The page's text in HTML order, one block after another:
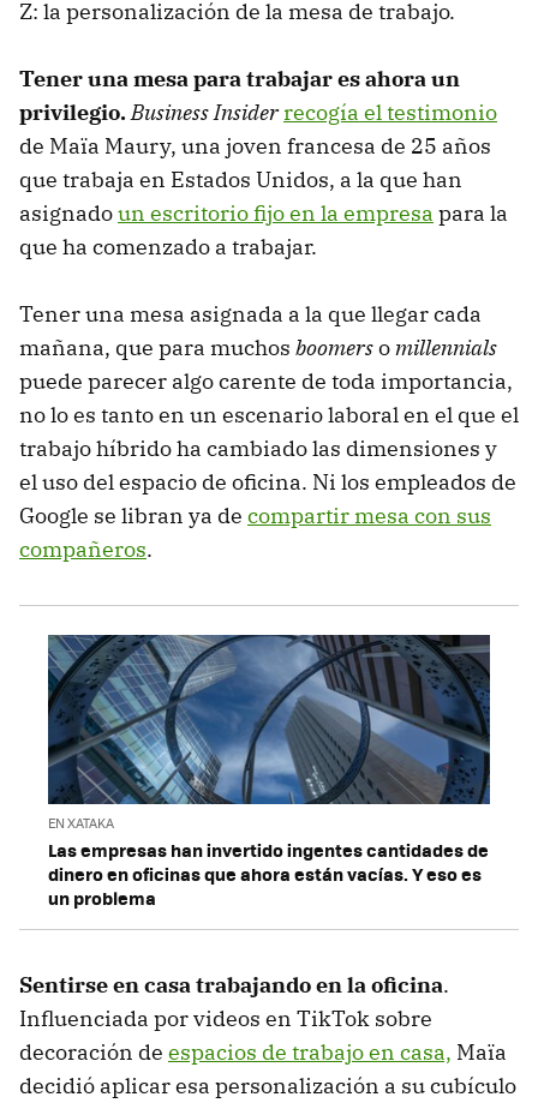
Z: la personalización de la mesa de trabajo.
Tener una mesa para trabajar es ahora un
privilegio.Business Insiderrecogía el testimonio
de Maïa Maury, una joven francesa de 25 años
que trabaja en Estados Unidos, a la que han
asignadoun escritorio fijo en la empresa para la
que ha comenzado a trabajar.
Tener una mesa asignada a la que llegar cada
mañana, que para muchos boomersomillennials
puede parecer algo carente de toda importancia,
no lo es tanto en un escenario laboral en el que el
trabajo híbrido ha cambiado las dimensiones y
el uso del espacio de oficina. Ni los empleados de
Google se libran ya de compartir mesa con sus
compañeros.
EN XATAKA
Las empresas han invertido ingentes cantidades de
dinero en oficinas que ahora están vacías. Y eso es
un problema
Sentirse en casa trabajando en la oficina.
Influenciada por videos en TikTok sobre
decoración de espacios de trabajo en casa, Maïa
decidió aplicar esa personalización a su cubículo